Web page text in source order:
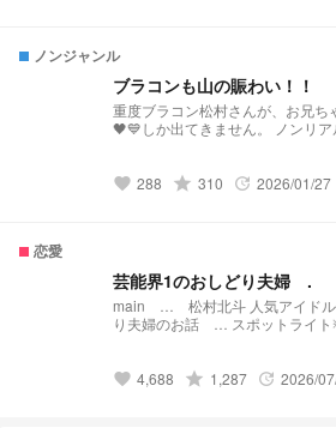
ノンジャンル
ブラコンも山の賑わい！！
重度ブラコン松村さんが、お兄ち
🖤💙しか出てきません。 ノンリアルで、ふたりが兄弟やって
favorite 288 grade 310 update 2026/01/27
恋愛
芸能界1のおしどり夫婦 .
main … 松村北斗 人気アイドル×人気女優 芸能界1のおしど
り夫婦のお話 … ス
favorite 4,688 grade 1,287 update 2026/